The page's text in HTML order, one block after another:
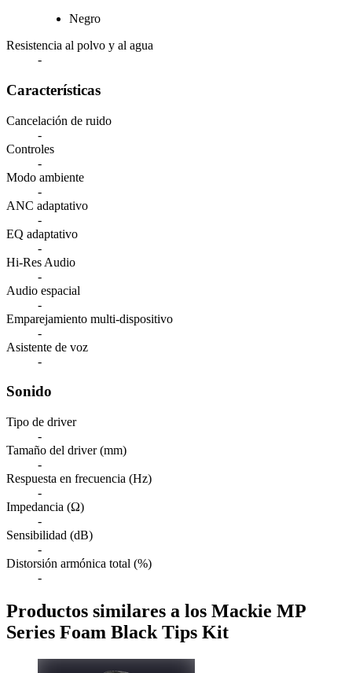
Negro
Resistencia al polvo y al agua
-
Características
Cancelación de ruido
-
Controles
-
Modo ambiente
-
ANC adaptativo
-
EQ adaptativo
-
Hi-Res Audio
-
Audio espacial
-
Emparejamiento multi-dispositivo
-
Asistente de voz
-
Sonido
Tipo de driver
-
Tamaño del driver (mm)
-
Respuesta en frecuencia (Hz)
-
Impedancia (Ω)
-
Sensibilidad (dB)
-
Distorsión armónica total (%)
-
Productos similares a los Mackie MP
Series Foam Black Tips Kit